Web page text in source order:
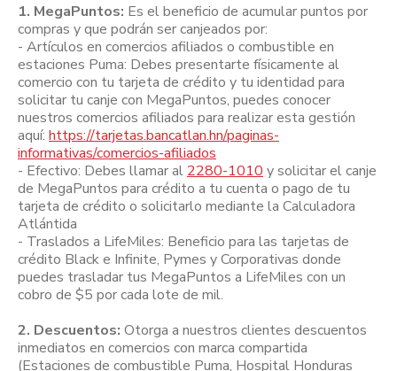
1. MegaPuntos: Es el beneficio de acumular puntos por
compras y que podrán ser canjeados por:
- Artículos en comercios afiliados o combustible en
estaciones Puma: Debes presentarte físicamente al
comercio con tu tarjeta de crédito y tu identidad para
solicitar tu canje con MegaPuntos, puedes conocer
nuestros comercios afiliados para realizar esta gestión
aquí: https://tarjetas.bancatlan.hn/paginas-
informativas/comercios-afiliados
- Efectivo: Debes llamar al 2280-1010 y solicitar el canje
de MegaPuntos para crédito a tu cuenta o pago de tu
tarjeta de crédito o solicitarlo mediante la Calculadora
Atlántida
- Traslados a LifeMiles: Beneficio para las tarjetas de
crédito Black e Infinite, Pymes y Corporativas donde
puedes trasladar tus MegaPuntos a LifeMiles con un
cobro de $5 por cada lote de mil.
2. Descuentos: Otorga a nuestros clientes descuentos
inmediatos en comercios con marca compartida
(Estaciones de combustible Puma, Hospital Honduras